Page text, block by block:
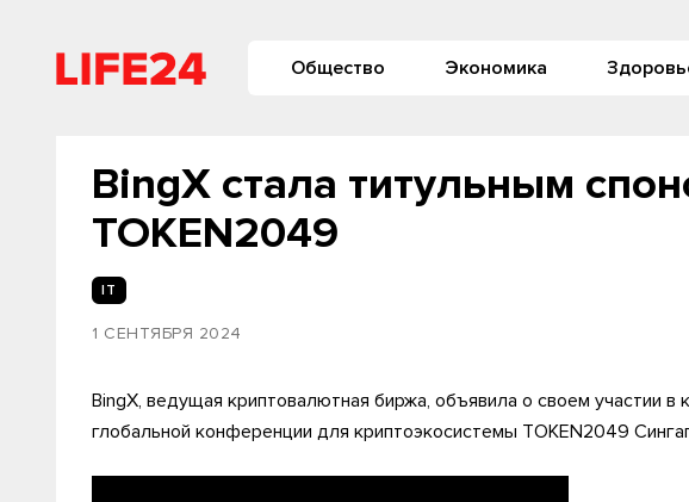
Общество Экономика
BingX стала титульным
TOKEN2049
IT
1 СЕНТЯБРЯ 2024
BingX, ведущая криптовалютная биржа, объявила о своем участии в
глобальной конференции для криптоэкосистемы TOKEN2049